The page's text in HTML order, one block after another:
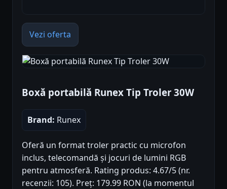
Vezi oferta
Boxă portabilă Runex Tip Troler 30W
Brand: Runex
Oferă un format troler practic cu microfon
inclus, telecomandă și jocuri de lumini RGB
pentru atmosferă. Rating produs: 4.67/5 (nr.
recenzii: 105). Preț: 179.99 RON (la momentul